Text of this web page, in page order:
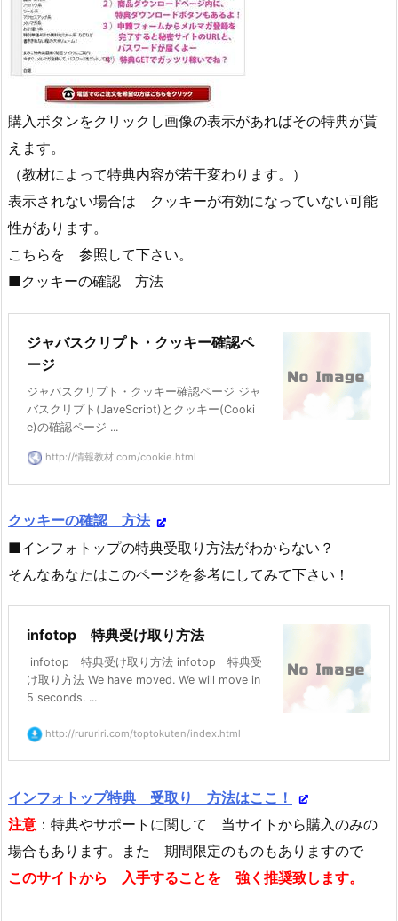
購入ボタンをクリックし画像の表示があればその特典が貰
えます。
（教材によって特典内容が若干変わります。）
表示されない場合は クッキーが有効になっていない可能
性があります。
こちらを 参照して下さい。
■クッキーの確認 方法
ジャバスクリプト・クッキー確認ペ
ージ
ジャバスクリプト・クッキー確認ページ ジャ
バスクリプト(JaveScript)とクッキー(Cooki
e)の確認ページ ...
http://情報教材.com/cookie.html
クッキーの確認 方法
■インフォトップの特典受取り方法がわからない？
そんなあなたはこのページを参考にしてみて下さい！
infotop 特典受け取り方法
infotop 特典受け取り方法 infotop 特典受
け取り方法 We have moved. We will move in
5 seconds. ...
http://rururiri.com/toptokuten/index.html
インフォトップ特典 受取り 方法はここ！
注意 ：特典やサポートに関して 当サイトから購入のみの
場合もあります。また 期間限定のものもありますので
このサイトから 入手することを 強く推奨致します。